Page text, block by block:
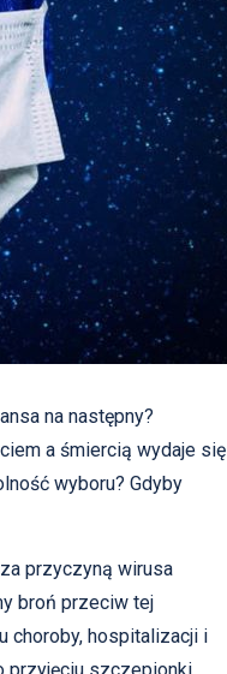
na następny?
a śmiercią wydaje się
wyboru? Gdyby
przyczyną wirusa
broń przeciw tej
choroby, hospitalizacji i